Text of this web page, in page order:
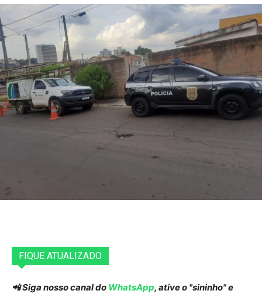
FIQUE ATUALIZADO
📲 Siga nosso canal do WhatsApp, ative o "sininho" e